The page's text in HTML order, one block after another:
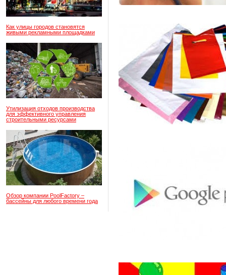
Как улицы городов становятся
живыми рекламными площадками
Утилизация отходов производства
для эффективного управления
строительными ресурсами
Обзор компании PoolFactory –
бассейны для любого времени года